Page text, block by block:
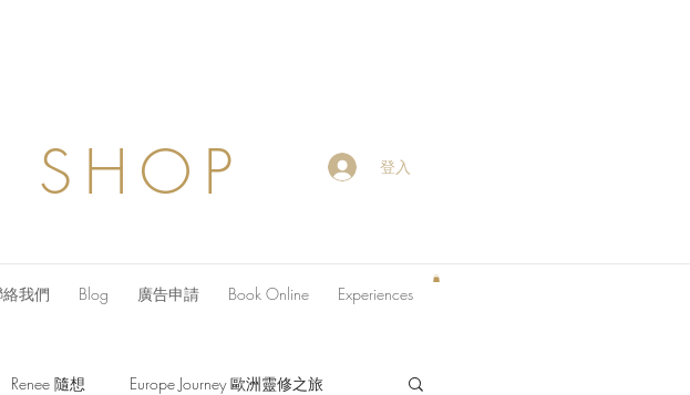
SHOP 登入
我們 Blog 廣告申請 Book Online Experiences
Renee 隨想 Europe Journey 歐洲靈修之旅